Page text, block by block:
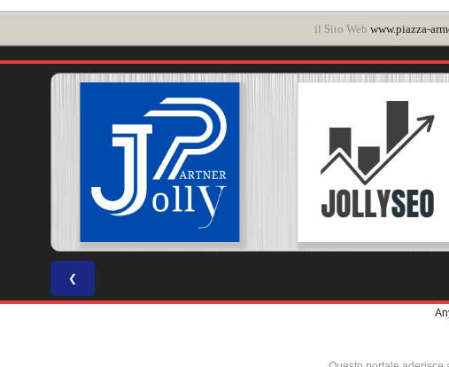
il Sito Web www.piazza-
❮